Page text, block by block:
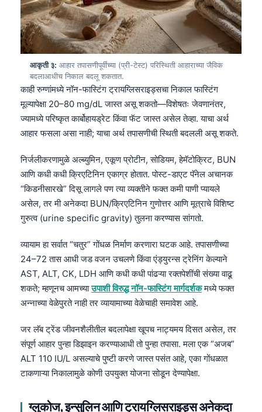
आकृती ३: आहार तपासणीपूर्वीच्या (प्री-टेस्ट) परिस्थिती आहाराच्या जैविक
बदलाआधीच निकाल बदलू शकतात.
काही रुग्णांमध्ये नॉन-फास्टिंग ट्रायग्लिसराइड्सचा निकाल फास्टिंग
मूल्यापेक्षा 20–80 mg/dL जास्त असू शकतो—विशेषतः जेवणानंतर,
ज्यामध्ये परिष्कृत कार्बोहायड्रेट किंवा फॅट जास्त असेल तेव्हा. याचा अर्थ
आहार फसला असा नाही; याचा अर्थ तपासणीची स्थिती बदलली असू शकते.
निर्जलीकरणामुळे अल्ब्युमिन, एकूण प्रोटीन, सोडियम, हेमॅटोक्रिट, BUN
आणि कधी कधी क्रिएटिनिन एकाग्र होतात. पोस्ट-डाएट पॅनेल अचानक
“किडनीसारखे” दिसू लागले पण त्या व्यक्तीने फक्त कमी पाणी प्यायले
असेल, तर मी अनेकदा BUN/क्रिएटिनिन गुणोत्तर आणि मूत्राचे विशिष्ट
गुरुत्व (urine specific gravity) तुलना करण्यास सांगतो.
व्यायाम हा सर्वात “चतुर” गोंधळ निर्माण करणारा घटक आहे. तपासणीच्या
24–72 तास आधी जड वजन उचलणे किंवा एंड्युरन्स ट्रेनिंग केल्याने
AST, ALT, CK, LDH आणि कधी कधी पांढऱ्या रक्तपेशींची संख्या वाढू
शकते; म्हणूनच आमच्याउपाशी विरुद्ध नॉन-फास्टिंग मार्गदर्शकमध्ये फक्त
अन्नाच्या वेळेपुरते नाही तर व्यायामाच्या वेळेचाही समावेश आहे.
जर लॅब ट्रेंड जीवनशैलीतील बदलापेक्षा खूपच नाट्यमय दिसत असेल, तर
संपूर्ण आहार पुन्हा डिझाइन करण्याआधी तो पुन्हा तपासा. मला एक “अजब”
ALT 110 IU/L असल्याचे पुष्टी करणे जास्त पसंत आहे, एका गोंधळात
टाकणाऱ्या निकालामुळे कोणी उपयुक्त योजना सोडून देण्यापेक्षा.
ग्लुकोज, इन्सुलिन आणि ट्रायग्लिसराइड्स अनेकदा